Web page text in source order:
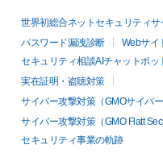
世界初総合ネットセキュリティサ
パスワード漏洩診断
Webサイ
セキュリティ相談AIチャットボッ
実在証明・盗聴対策
サイバー攻撃対策（GMOサイバ
サイバー攻撃対策（GMO Flatt
セキュリティ事業の軌跡